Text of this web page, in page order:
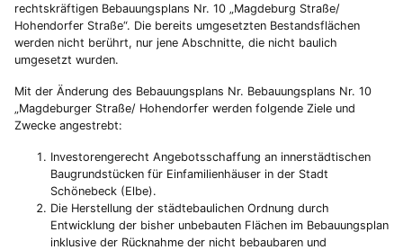
rechtskräftigen Bebauungsplans Nr. 10 „Magdeburg Straße/
Hohendorfer Straße“. Die bereits umgesetzten Bestandsflächen
werden nicht berührt, nur jene Abschnitte, die nicht baulich
umgesetzt wurden.
Mit der Änderung des Bebauungsplans Nr. Bebauungsplans Nr. 10
„Magdeburger Straße/ Hohendorfer werden folgende Ziele und
Zwecke angestrebt:
Investorengerecht Angebotsschaffung an innerstädtischen
Baugrundstücken für Einfamilienhäuser in der Stadt
Schönebeck (Elbe).
Die Herstellung der städtebaulichen Ordnung durch
Entwicklung der bisher unbebauten Flächen im Bebauungsplan
inklusive der Rücknahme der nicht bebaubaren und